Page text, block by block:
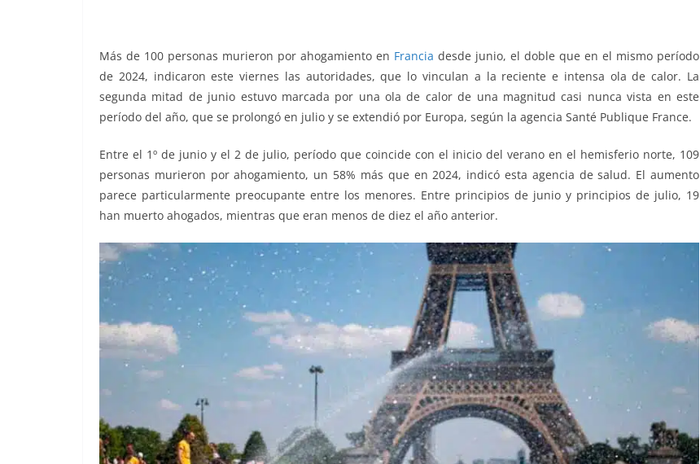
Más de 100 personas murieron por ahogamiento en Francia desde junio, el doble que en el mismo período
de 2024, indicaron este viernes las autoridades, que lo vinculan a la reciente e intensa ola de calor. La
segunda mitad de junio estuvo marcada por una ola de calor de una magnitud casi nunca vista en este
período del año, que se prolongó en julio y se extendió por Europa, según la agencia Santé Publique France.
Entre el 1º de junio y el 2 de julio, período que coincide con el inicio del verano en el hemisferio norte, 109
personas murieron por ahogamiento, un 58% más que en 2024, indicó esta agencia de salud. El aumento
parece particularmente preocupante entre los menores. Entre principios de junio y principios de julio, 19
han muerto ahogados, mientras que eran menos de diez el año anterior.